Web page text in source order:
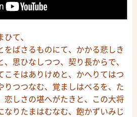
て、
ばさるものにて、かかる悲しき
思ひなしつつ、契り長からで、
こそはありけめと、かへりてはつ
りつつなむ、覚ましはべるを、た
恋しさの堪へがたきと、この大将
なりたまはむなむ、飽かずいみじ